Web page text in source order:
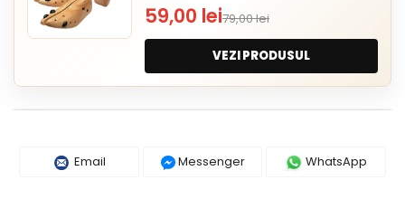
59,00 lei79,00 lei
VEZI PRODUSUL
Email Messenger WhatsApp